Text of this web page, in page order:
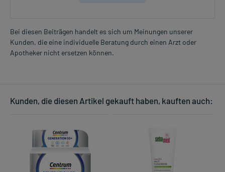
Bei diesen Beiträgen handelt es sich um Meinungen unserer
Kunden, die eine individuelle Beratung durch einen Arzt oder
Apotheker nicht ersetzen können.
Kunden, die diesen Artikel gekauft haben, kauften auch: